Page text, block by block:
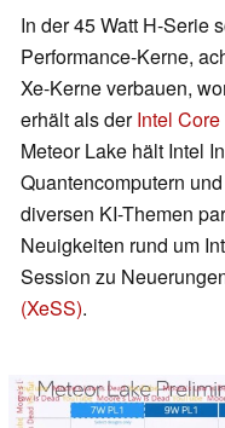
In der 45 Watt H-Serie
Performance-Kerne,
Xe-Kerne verbauen,
erhält als derIntel
Meteor Lake hält Intel
Quantencomputern
diversen KI-Themen
Neuigkeiten rund um
Session zu
(XeSS).